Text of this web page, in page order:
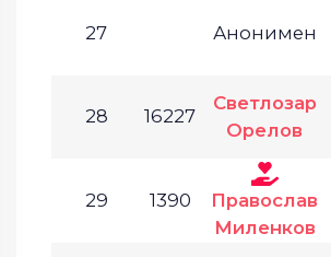
27 Анонимен
28 16227
Светлозар
Орелов
29 1390
Православ
Миленков